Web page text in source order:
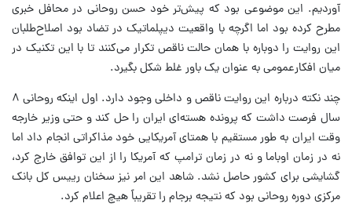
آ‌وردیم. این موضوعی بود که پیش‌تر خود حسن روحانی در محافل خبری
مطرح کرده بود اما اگرچه با واقعیت دیپلماتیک در تضاد بود اصلاح‌طلبان
این روایت را دوباره با همان حالت ناقص تکرار می‌کنند تا با این تکنیک در
میان افکارعمومی به عنوان یک باور غلط شکل بگیرد.
چند نکته درباره این روایت ناقص و داخلی وجود دارد. اول اینکه روحانی ۸
سال فرصت داشت که پرونده هسته‌ای ایران را حل کند و حتی وزیر خارجه
وقت ایران به طور مستقیم با همتای آمریکایی خود مذاکراتی انجام داد اما
نه در زمان اوباما و نه در زمان ترامپ که آمریکا را از این توافق خارج کرد،
گشایشی برای کشور حاصل نشد. شاهد این امر نیز سخنان رییس کل بانک
مرکزی دوره روحانی بود که نتیجه برجام را تقریباً هیچ اعلام کرد.